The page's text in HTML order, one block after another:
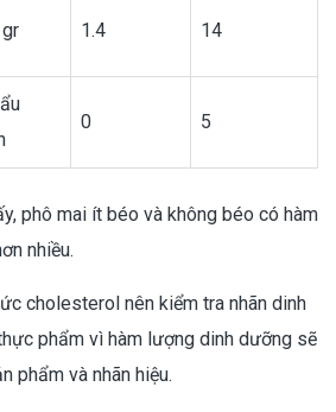
1.4 14
0 5
phô mai ít béo và không béo có hàm
nhiều.
cholesterol nên kiểm tra nhãn dinh
phẩm vì hàm lượng dinh dưỡng sẽ
phẩm và nhãn hiệu.